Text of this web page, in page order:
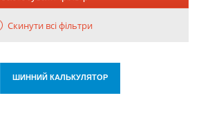
Скинути всі фільтри
ШИННИЙ КАЛЬКУЛЯТОР